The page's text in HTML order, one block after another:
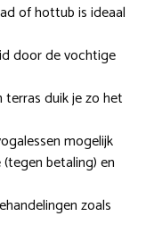
of hottub is ideaal
door de vochtige
terras duik je zo het
mogelijk
betaling) en
zoals